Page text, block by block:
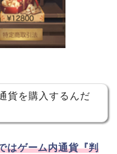
貨を購入するんだ
はゲーム内通貨『判